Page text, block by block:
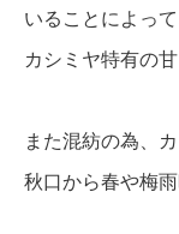
いることによって
カシミヤ特有の
また混紡の為、
秋口から春や梅